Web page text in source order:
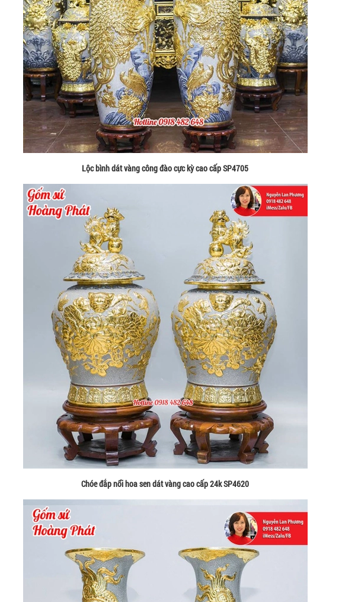
Lộc bình dát vàng công đào cực kỳ cao cấp SP4705
Chóe đắp nổi hoa sen dát vàng cao cấp 24k SP4620